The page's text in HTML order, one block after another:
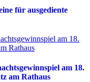
für ausgediente
am 18.
am Rathaus